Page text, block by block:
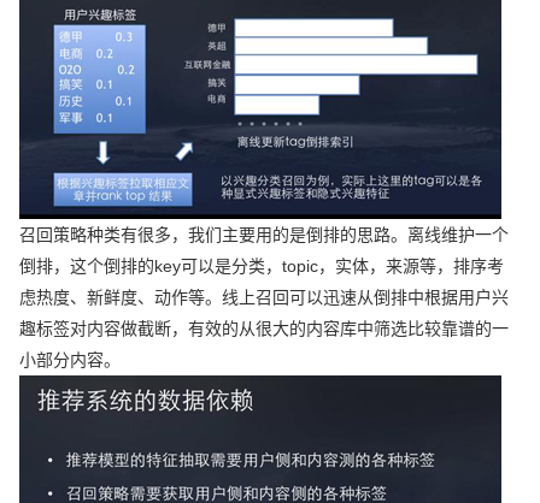
召回策略种类有很多，我们主要用的是倒排的思路。离线维护一个
倒排，这个倒排的key可以是分类，topic，实体，来源等，排序考
虑热度、新鲜度、动作等。线上召回可以迅速从倒排中根据用户兴
趣标签对内容做截断，有效的从很大的内容库中筛选比较靠谱的一
小部分内容。